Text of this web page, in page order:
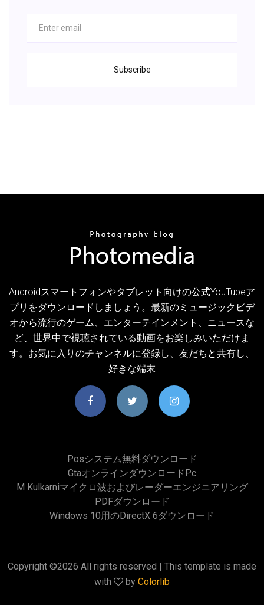
Subscribe
Androidスマートフォンやタブレット向けの公式YouTubeア
プリをダウンロードしましょう。最新のミュージックビデ
オから流行のゲーム、エンターテインメント、ニュースな
ど、世界中で視聴されている動画をお楽しみいただけま
す。お気に入りのチャンネルに登録し、友だちと共有し、
好きな端末
Posシステム無料ダウンロード
Gtaオンラインダウンロードpc
M Kulkarniマイクロ波およびレーダーエンジニアリング
PDFダウンロード
Windows 10用のDirectX 6ダウンロード
Copyright ©2026 All rights reserved | This template is made
with
by Colorlib